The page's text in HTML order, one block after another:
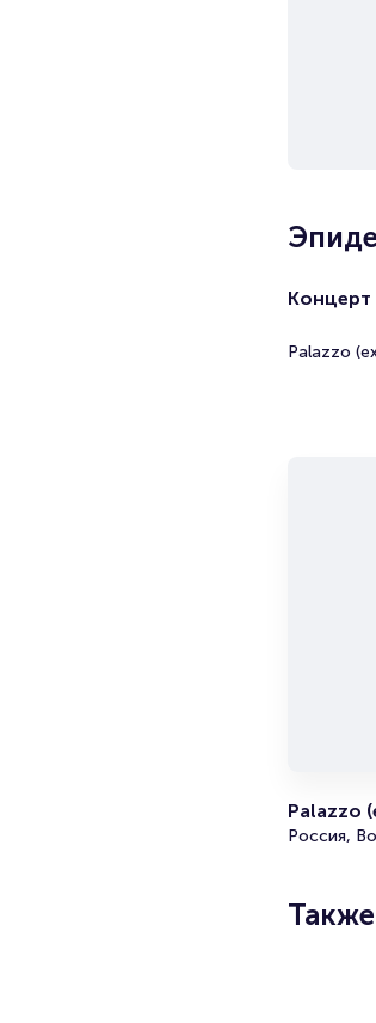
Palazzo
Palazzo
Россия,